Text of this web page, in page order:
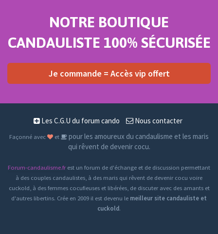
NOTRE BOUTIQUE
CANDAULISTE 100% SÉCURISÉE
Je commande = Accès vip offert
Les C.G.U du forum cando Nous contacter
Façonné avec et
pour les amoureux du candaulisme et les maris
qui rêvent de devenir cocu.
Forum-candaulisme.frest un forum de d'échange et de discussion permettant
à des couples candaulistes, à des maris qui rêvent de devenir cocu voire
cuckold, à des femmes cocufieuses et libérées, de discuter avec des amants et
d'autres libertins. Crée en 2009 il est devenu le meilleur site candauliste et
cuckold.